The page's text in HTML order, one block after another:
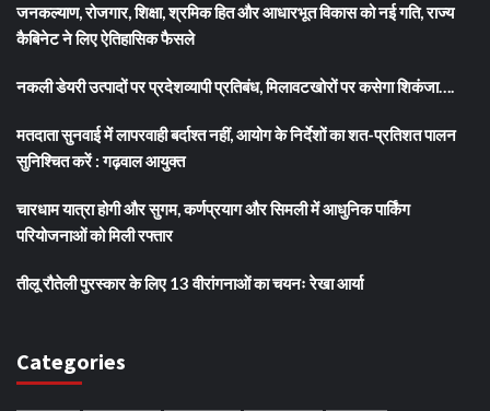
जनकल्याण, रोजगार, शिक्षा, श्रमिक हित और आधारभूत विकास को नई गति, राज्य
कैबिनेट ने लिए ऐतिहासिक फैसले
नकली डेयरी उत्पादों पर प्रदेशव्यापी प्रतिबंध, मिलावटखोरों पर कसेगा शिकंजा….
मतदाता सुनवाई में लापरवाही बर्दाश्त नहीं, आयोग के निर्देशों का शत-प्रतिशत पालन
सुनिश्चित करें : गढ़वाल आयुक्त
चारधाम यात्रा होगी और सुगम, कर्णप्रयाग और सिमली में आधुनिक पार्किंग
परियोजनाओं को मिली रफ्तार
तीलू रौतेली पुरस्कार के लिए 13 वीरांगनाओं का चयनः रेखा आर्या
Categories